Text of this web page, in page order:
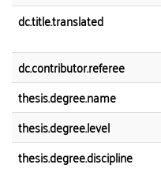
dc.title.translated
dc.contributor.referee
thesis.degree.name
thesis.degree.level
thesis.degree.discipline